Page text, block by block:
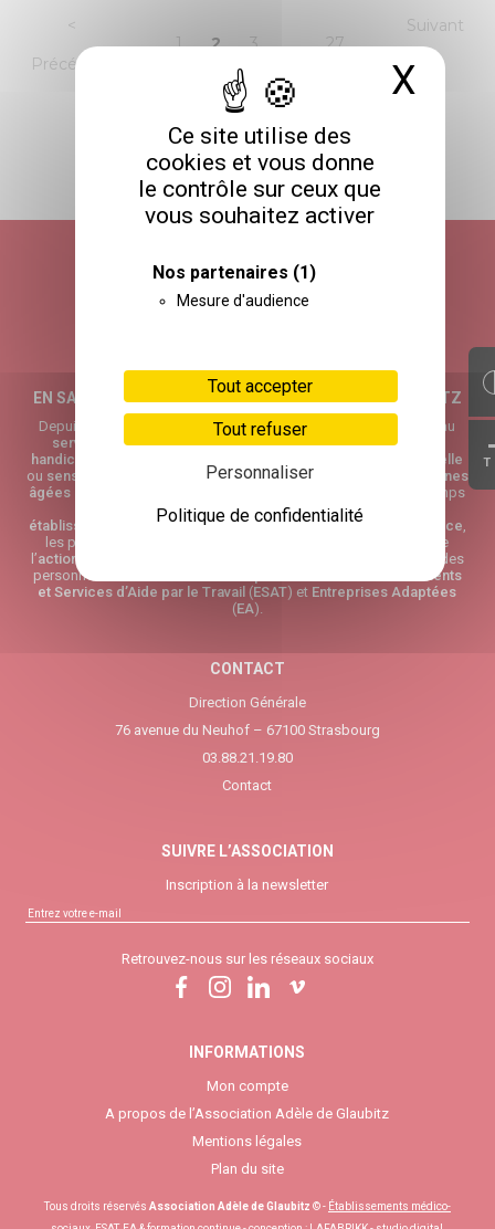
Ce site utilise des
cookies et vous donne
le contrôle sur ceux que
vous souhaitez activer
Nos partenaires (1)
Mesure d'audience
Tout accepter
Tout refuser
Personnaliser
Politique de confidentialité
X
T
<
Précédent
Page
1 Page
2 Page
3 … Page
27
Suivant
RETOUR HAUT DE PAGE
EN SAVOIR PLUS SUR L’ASSOCIATION ADÈLE DE GLAUBITZ
Depuis plus de 30 ans, l’ Association Adèle de Glaubitz
œuvre au
service
des personnes les plus vulnérables : personnes avec
handicap
déficience intellectuelle
ou sensorielle en difficulté sociale et familiale et
personnes
âgées
couvre trois champs
principaux : l’accueil des personnes au sein de ses 41
établissements médico-sociaux( EHPAD,IME…) répartis en Alsace
les programmes de
de
l’action sociale
, ainsi que l’accueil des
personnes en situation de
Établissements
et Services d’Aide par le Travail (ESAT) et Entreprises Adaptées
(EA).
CONTACT
Direction Générale
76 avenue du Neuhof – 67100 Strasbourg
03.88.21.19.80
Contact
SUIVRE L’ASSOCIATION
Inscription à la newsletter
Retrouvez-nous sur les réseaux sociaux
INFORMATIONS
Mon compte
A propos de l’Association Adèle de Glaubitz
Mentions légales
Plan du site
Tous droits réservés Association Adèle de Glaubitz © - Établissements médico-